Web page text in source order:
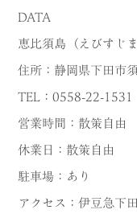
DATA
恵比須島（えびすじま
住所：静岡県下田市
TEL：0558-22-1531
営業時間：散策自由
休業日：散策自由
駐車場：あり
アクセス：伊豆急下